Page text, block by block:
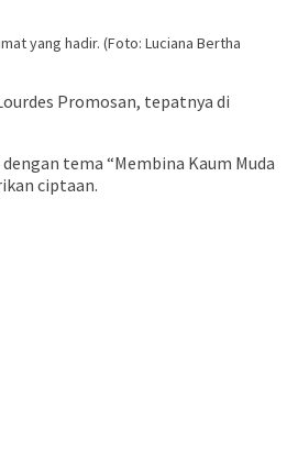
yang hadir. (Foto: Luciana Bertha
Promosan, tepatnya di
tema “Membina Kaum Muda
ciptaan.